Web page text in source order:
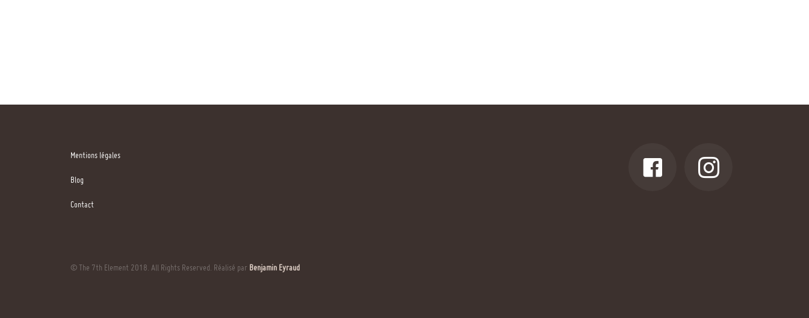
Mentions légales
Blog
Contact
© The 7th Element 2018. All Rights Reserved. Réalisé par Benjamin Eyraud